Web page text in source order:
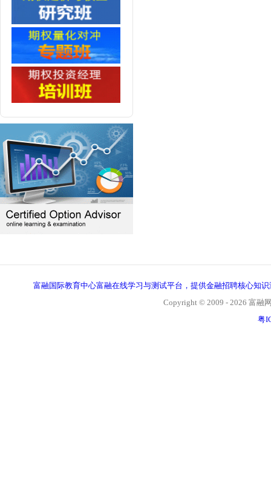
富融国际教育中心富融在线学习与测试平台，提供金融招聘核心知
Copyright © 2009 - 2026 富融
粤